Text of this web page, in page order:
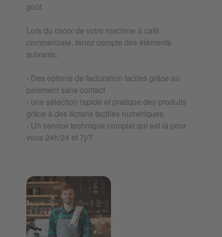
goût.
Lors du choix de votre machine à café
commerciale, tenez compte des éléments
suivants:
- Des options de facturation faciles grâce au
paiement sans contact
- une sélection rapide et pratique des produits
grâce à des écrans tactiles numériques
- Un service technique complet qui est là pour
vous 24h/24 et 7j/7